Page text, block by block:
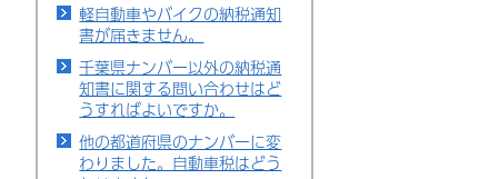
軽自動車やバイクの納税通知
書が届きません。
千葉県ナンバー以外の納税通
知書に関する問い合わせはど
うすればよいですか。
他の都道府県のナンバーに変
わりました。自動車税はどう